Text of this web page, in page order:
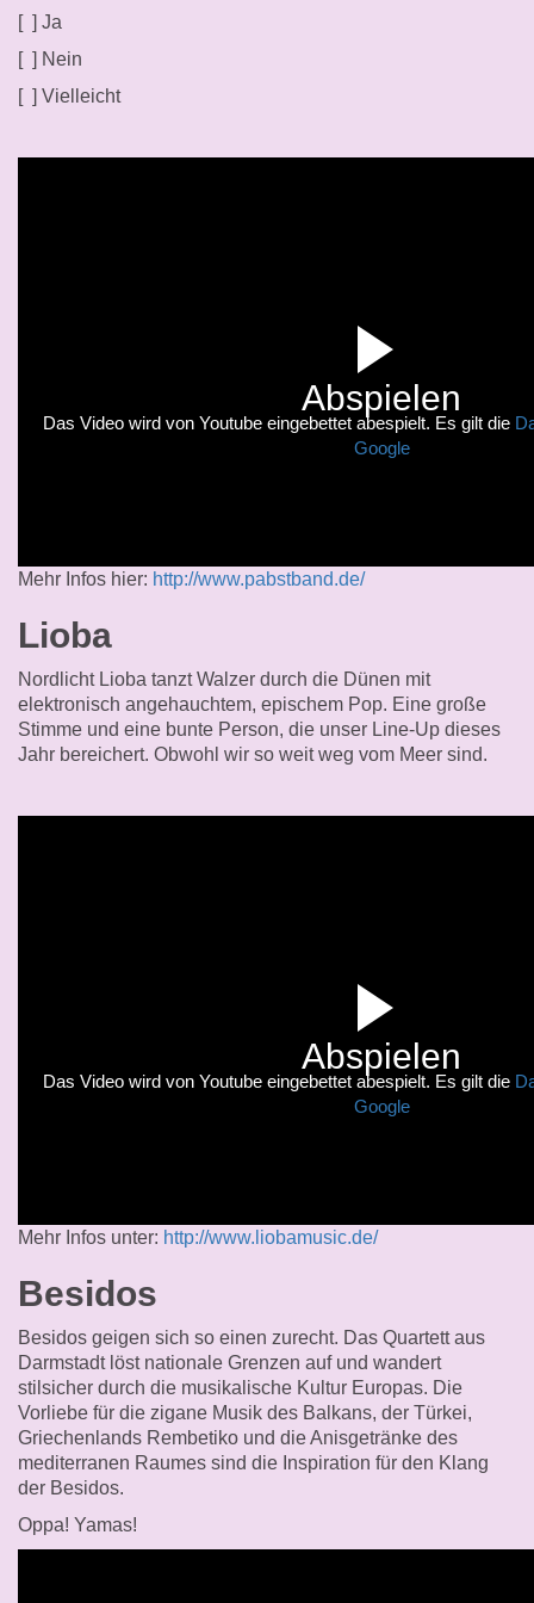
[ ] Ja
[ ] Nein
[ ] Vielleicht
Abspielen
Das Video wird von Youtube eingebettet abespielt. Es gilt die
Google
Mehr Infos hier: http://www.pabstband.de/
Lioba
Nordlicht Lioba tanzt Walzer durch die Dünen mit
elektronisch angehauchtem, epischem Pop. Eine große
Stimme und eine bunte Person, die unser Line-Up dieses
Jahr bereichert. Obwohl wir so weit weg vom Meer sind.
Abspielen
Das Video wird von Youtube eingebettet abespielt. Es gilt die
Google
Mehr Infos unter: http://www.liobamusic.de/
Besidos
Besidos geigen sich so einen zurecht. Das Quartett aus
Darmstadt löst nationale Grenzen auf und wandert
stilsicher durch die musikalische Kultur Europas. Die
Vorliebe für die zigane Musik des Balkans, der Türkei,
Griechenlands Rembetiko und die Anisgetränke des
mediterranen Raumes sind die Inspiration für den Klang
der Besidos.
Oppa! Yamas!